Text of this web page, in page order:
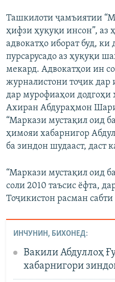
Ташкилоти ҷамъиятии
ҳифзи ҳуқуқи инсон”, аз
адвокатҳо иборат буд, ки
пурсарусадо аз ҳуқуқи
мекард. Адвокатҳои ин
журналистони тоҷик
дар мурофиаҳои додгоҳи
Ахиран Абдураҳмон
“Маркази мустақил оид
ҳимояи хабарнигор
ба зиндон шудааст, даст
“Маркази мустақил оид
соли 2010 таъсис ёфта,
Тоҷикистон расман
ИНЧУНИН, БИХОНЕД:
Вакили Абдуллоҳ
хабарнигори